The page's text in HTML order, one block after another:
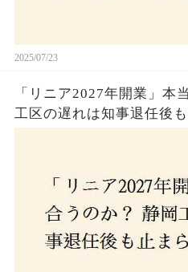
2025/07/23
「リニア2027年開業」本
工区の遅れは知事退任後